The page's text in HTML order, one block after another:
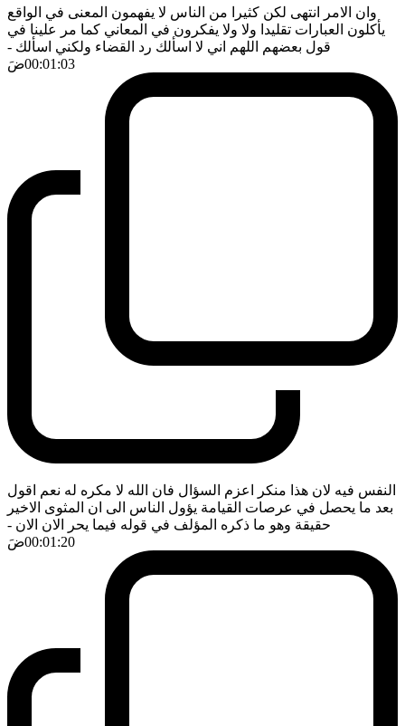
وان الامر انتهى لكن كثيرا من الناس لا يفهمون المعنى في الواقع
يأكلون العبارات تقليدا ولا ولا يفكرون في المعاني كما مر علينا في
قول بعضهم اللهم اني لا اسألك رد القضاء ولكني اسألك -
00:01:03ضَ
النفس فيه لان هذا منكر اعزم السؤال فان الله لا مكره له نعم اقول
بعد ما يحصل في عرصات القيامة يؤول الناس الى ان المثوى الاخير
حقيقة وهو ما ذكره المؤلف في قوله فيما يحر الان الان -
00:01:20ضَ